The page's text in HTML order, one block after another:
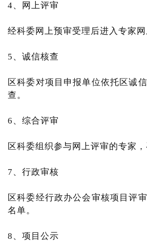
4、网上评审
经科委网上预审受理后进入专家网
5、诚信核查
区科委对项目申报单位依托区诚
查。
6、综合评审
区科委组织参与网上评审的专家，
7、行政审核
区科委经行政办公会审核项目评
名单。
8、项目公示